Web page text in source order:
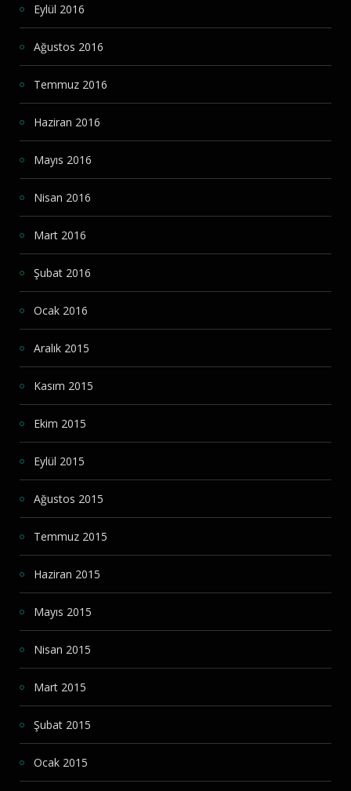
Eylül 2016
Ağustos 2016
Temmuz 2016
Haziran 2016
Mayıs 2016
Nisan 2016
Mart 2016
Şubat 2016
Ocak 2016
Aralık 2015
Kasım 2015
Ekim 2015
Eylül 2015
Ağustos 2015
Temmuz 2015
Haziran 2015
Mayıs 2015
Nisan 2015
Mart 2015
Şubat 2015
Ocak 2015